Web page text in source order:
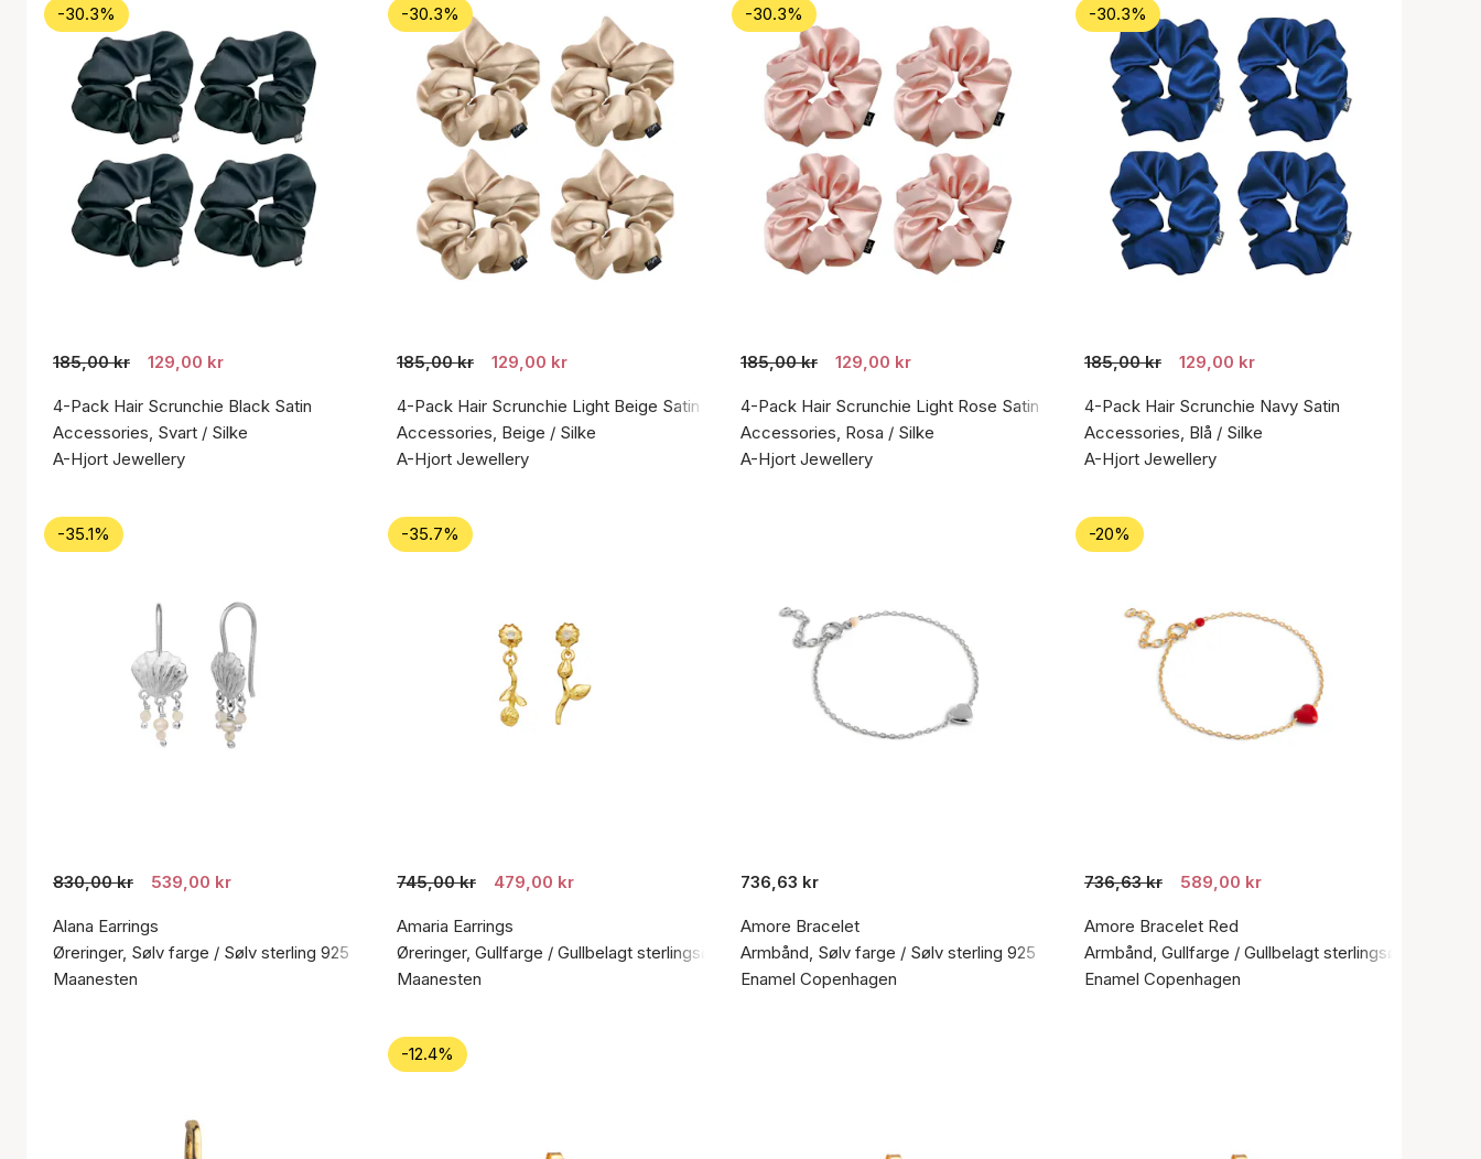
-30.3%
185,00 kr 129,00 kr
4-Pack Hair Scrunchie Black Satin
Accessories, Svart / Silke
A-Hjort Jewellery
-30.3%
185,00 kr 129,00 kr
4-Pack Hair Scrunchie Light Beige Satin
Accessories, Beige / Silke
A-Hjort Jewellery
-30.3%
185,00 kr 129,00 kr
4-Pack Hair Scrunchie Light Rose Satin
Accessories, Rosa / Silke
A-Hjort Jewellery
-30.3%
185,00 kr 129,00 kr
4-Pack Hair Scrunchie Navy Satin
Accessories, Blå / Silke
A-Hjort Jewellery
-35.1%
830,00 kr 539,00 kr
Alana Earrings
Øreringer, Sølv farge / Sølv sterling 925
Maanesten
-35.7%
745,00 kr 479,00 kr
Amaria Earrings
Øreringer, Gullfarge / Gullbelagt sterlingsølv 925
Maanesten
736,63 kr
Amore Bracelet
Armbånd, Sølv farge / Sølv sterling 925
Enamel Copenhagen
-20%
736,63 kr 589,00 kr
Amore Bracelet Red
Armbånd, Gullfarge / Gullbelagt sterlingsølv 925
Enamel Copenhagen
-12.4%